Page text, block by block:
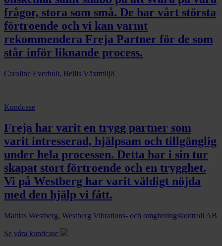
frågor, stora som små. De har vårt största
förtroende och vi kan varmt
rekommendera Freja Partner för de som
står inför liknande process.
Caroline Everhult, Bellis Växtmiljö
Kundcase
Freja har varit en trygg partner som
varit intresserad, hjälpsam och tillgänglig
under hela processen. Detta har i sin tur
skapat stort förtroende och en trygghet.
Vi på Westberg har varit väldigt nöjda
med den hjälp vi fått.
Mattias Westberg, Westberg Vibrations- och omgivningskontroll AB
Se våra kundcase